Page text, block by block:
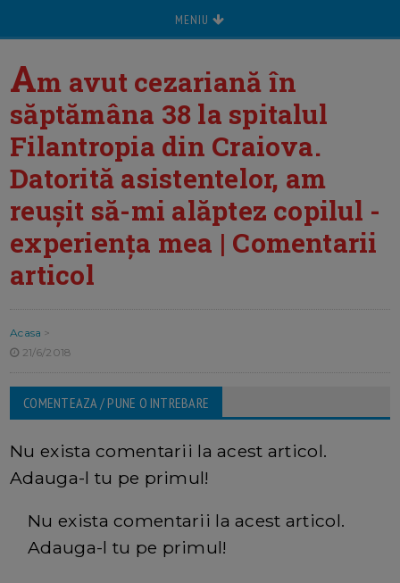
MENIU
Am avut cezariană în
săptămâna 38 la spitalul
Filantropia din Craiova.
Datorită asistentelor, am
reușit să-mi alăptez copilul -
experiența mea | Comentarii
articol
Acasa >
21/6/2018
COMENTEAZA / PUNE O INTREBARE
Nu exista comentarii la acest articol.
Adauga-l tu pe primul!
Nu exista comentarii la acest articol.
Adauga-l tu pe primul!